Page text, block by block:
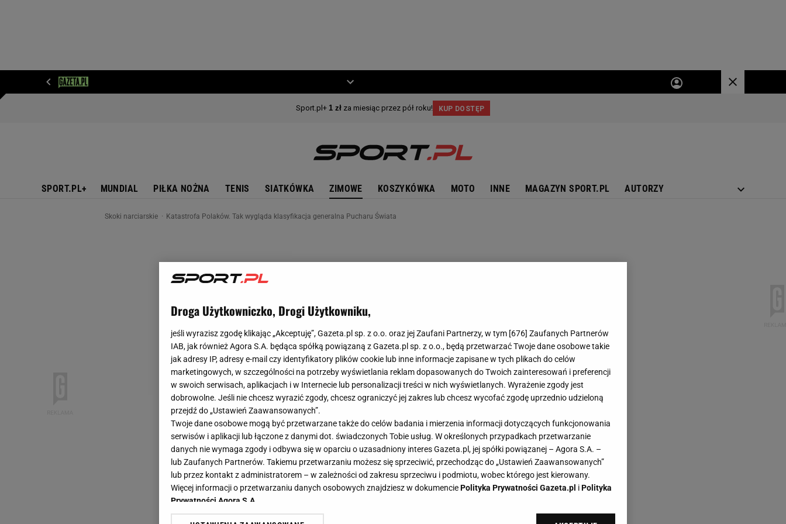
SPORT.PL+ MUNDIAL PIŁKA NOŻNA TENIS SIATKÓWKA ZIMOWE KOSZYKÓWKA MOTO INNE MAGAZYN SPORT.PL AUTORZY
Skoki narciarskie Katastrofa Polaków. Tak wygląda klasyfikacja generalna Pucharu Świata
Droga Użytkowniczko, Drogi Użytkowniku,
jeśli wyrazisz zgodę klikając „Akceptuję”, Gazeta.pl sp. z o.o. oraz jej Zaufani Partnerzy, w tym [676] Zaufanych Partnerów
IAB, jak również Agora S.A. będąca spółką powiązaną z Gazeta.pl sp. z o.o., będą przetwarzać Twoje dane osobowe takie
jak adresy IP, adresy e-mail czy identyfikatory plików cookie lub inne informacje zapisane w tych plikach do celów
marketingowych, w szczególności na potrzeby wyświetlania reklam dopasowanych do Twoich zainteresowań i preferencji
w swoich serwisach, aplikacjach i w Internecie lub personalizacji treści w nich wyświetlanych. Wyrażenie zgody jest
dobrowolne. Jeśli nie chcesz wyrazić zgody, chcesz ograniczyć jej zakres lub chcesz wycofać zgodę uprzednio udzieloną
przejdź do „Ustawień Zaawansowanych”.
Twoje dane osobowe mogą być przetwarzane także do celów badania i mierzenia informacji dotyczących funkcjonowania
serwisów i aplikacji lub łączone z danymi dot. świadczonych Tobie usług. W określonych przypadkach przetwarzanie
danych nie wymaga zgody i odbywa się w oparciu o uzasadniony interes Gazeta.pl, jej spółki powiązanej – Agora S.A. –
lub Zaufanych Partnerów. Takiemu przetwarzaniu możesz się sprzeciwić, przechodząc do „Ustawień Zaawansowanych”
lub przez kontakt z administratorem – w zależności od zakresu sprzeciwu i podmiotu, wobec którego jest kierowany.
Więcej informacji o przetwarzaniu danych osobowych znajdziesz w dokumenciePolityka Prywatności Gazeta.pl iPolityka
Prywatności Agora S.A.